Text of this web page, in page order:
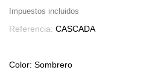
Impuestos incluidos
Referencia: CASCADA
Color: Sombrero